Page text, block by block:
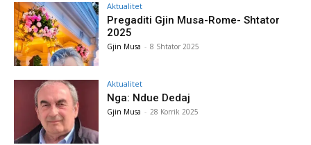
Aktualitet
Pregaditi Gjin Musa-Rome- Shtator
2025
Gjin Musa - 8 Shtator 2025
Aktualitet
Nga: Ndue Dedaj
Gjin Musa - 28 Korrik 2025